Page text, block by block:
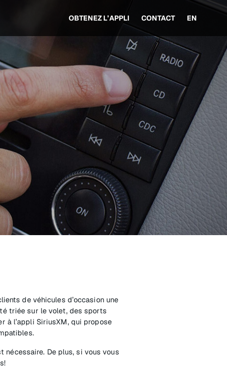
OBTENEZ L’APPLI CONTACT EN
de véhicules d’occasion une
triée sur le volet, des sports
à l’appli SiriusXM, qui propose
nécessaire. De plus, si vous vous